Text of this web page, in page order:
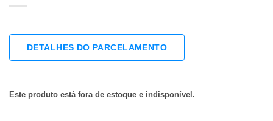
DETALHES DO PARCELAMENTO
Este produto está fora de estoque e indisponível.